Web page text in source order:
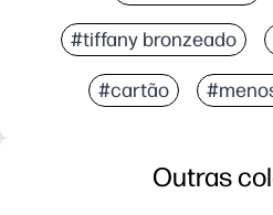
#tiffany bronzeado
#cartão
Outras